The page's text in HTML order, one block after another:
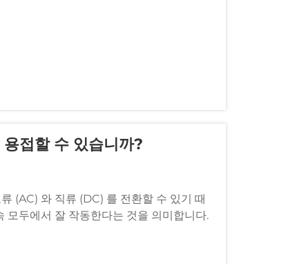
접할 수 있습니까?
(AC) 와 직류 (DC) 를 전환할 수 있기 때
모두에서 잘 작동한다는 것을 의미합니다.